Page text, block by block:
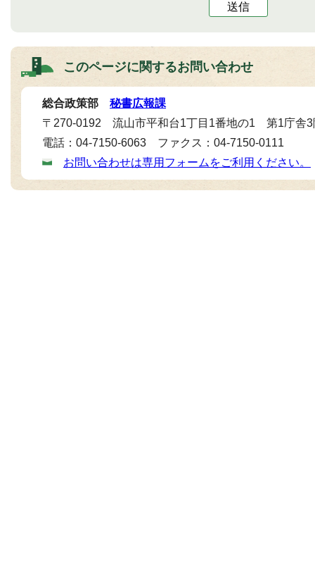
送信
このページに関するお問い合わせ
総合政策部 秘書広報課
〒270-0192 流山市平和台1丁目1番地の1 第1庁舎3
電話：04-7150-6063 ファクス：04-7150-0111
お問い合わせは専用フォームをご利用ください。